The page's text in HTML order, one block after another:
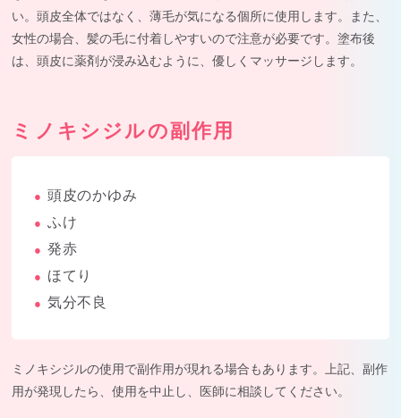
い。頭皮全体ではなく、薄毛が気になる個所に使用します。また、
女性の場合、髪の毛に付着しやすいので注意が必要です。塗布後
は、頭皮に薬剤が浸み込むように、優しくマッサージします。
ミノキシジルの副作用
● 頭皮のかゆみ
● ふけ
● 発赤
● ほてり
● 気分不良
ミノキシジルの使用で副作用が現れる場合もあります。上記、副作
用が発現したら、使用を中止し、医師に相談してください。